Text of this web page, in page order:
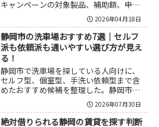
キャンペーンの対象製品、補助額、申請
条件、注意点を整理した。エアコンや冷
蔵庫だけでなく、エコキュートやハイブ
リッド給湯器まで対象になる可能性があ
り、税抜き本体価格5万円ごとに1万円、
上限5万円が目安になる。市内店舗での購
入、1世帯1回、保証書の写しなど、外し
やすい条件も分かりやすく確認できる内
容にしている。
2026年04月18日
静岡市の洗車場おすすめ7選｜セルフ
派も依頼派も通いやすい選び方が見え
る！
静岡市で洗車場を探している人向けに、
セルフ型、個室型、手洗い依頼型まで含
めたおすすめ候補を整理した。静岡市の
洗車場おすすめ7選に加えて、選ぶ基準、
使い分けのコツ、設備の見方、洗車前後
の注意点までまとめているので、自分に
2026年07月30日
絶対借りられる静岡の賃貸を探す判断